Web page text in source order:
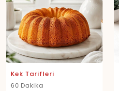
Kek Tarifleri
60 Dakika